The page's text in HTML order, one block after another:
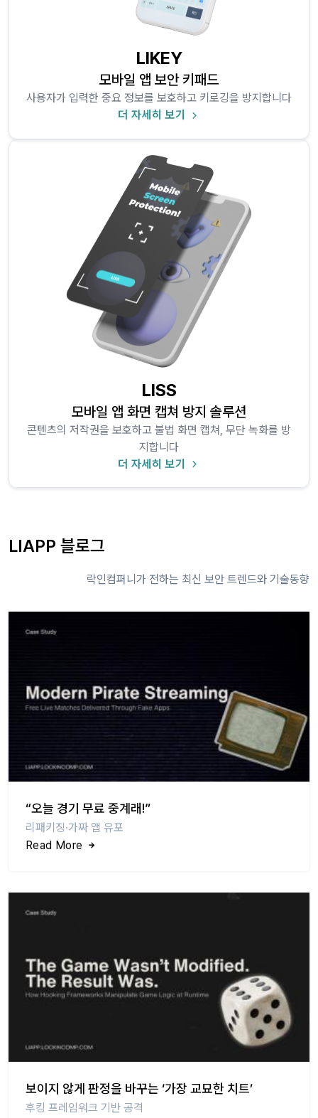
LIKEY
모바일 앱 보안 키패드
사용자가 입력한 중요 정보를 보호하고 키로깅을 방지합니다
더 자세히 보기
LISS
모바일 앱 화면 캡쳐 방지 솔루션
콘텐츠의 저작권을 보호하고 불법 화면 캡쳐, 무단 녹화를 방
지합니다
더 자세히 보기
LIAPP 블로그
락인컴퍼니가 전하는 최신 보안 트렌드와 기술동향
“오늘 경기 무료 중계래!”
리패키징·가짜 앱 유포
Read More
보이지 않게 판정을 바꾸는 ‘가장 교묘한 치트’
후킹 프레임워크 기반 공격